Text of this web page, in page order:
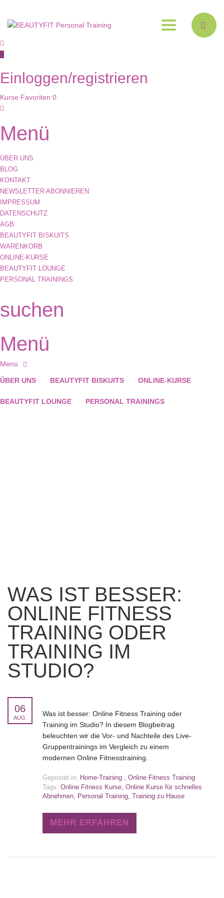
Toggle
Einloggen/registrieren
Kurse Favoriten 0
Menü
ÜBER UNS
BLOG
KONTAKT
NEWSLETTER ABONNIEREN
IMPRESSUM
DATENSCHUTZ
AGB
BEAUTYFIT BISKUITS
WARENKORB
ONLINE-KURSE
BEAUTYFIT LOUNGE
PERSONAL TRAININGS
suchen
Menü
ÜBER UNS BEAUTYFIT BISKUITS ONLINE-KURSE
BEAUTYFIT LOUNGE PERSONAL TRAININGS
WAS IST BESSER:
ONLINE FITNESS
TRAINING ODER
TRAINING IM
STUDIO?
06
AUG.
Was ist besser: Online Fitness Training oder
Training im Studio? In diesem Blogbeitrag
beleuchten wir die Vor- und Nachteile des Live-
Gruppentrainings im Vergleich zu einem
modernen Online Fitnesstraining.
Gepostet in: Home-Training , Online Fitness Training
Tags: Online Fitness Kurse, Online Kurse für schnelles
Abnehmen, Personal Training, Training zu Hause
MEHR ERFAHREN